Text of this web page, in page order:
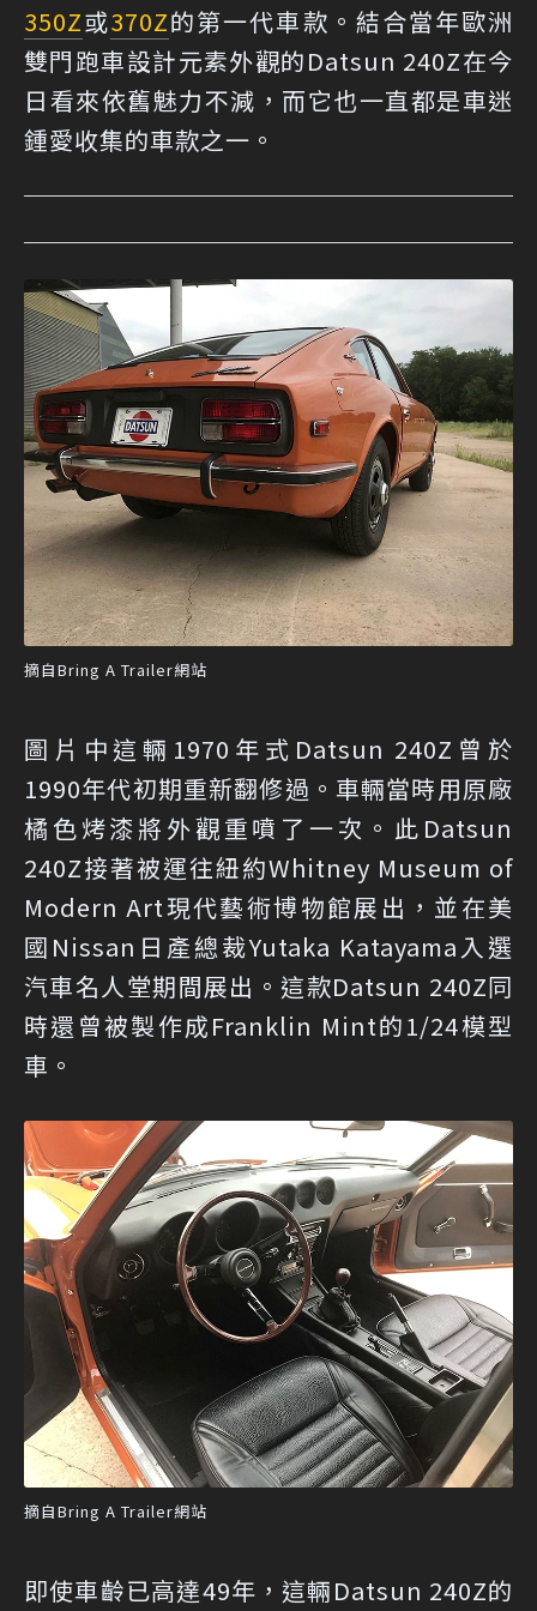
350Z或370Z的第一代車款。結合當年歐洲
雙門跑車設計元素外觀的Datsun 240Z在今
日看來依舊魅力不減，而它也一直都是車迷
鍾愛收集的車款之一。
摘自Bring A Trailer網站
圖片中這輛1970年式Datsun 240Z曾於
1990年代初期重新翻修過。車輛當時用原廠
橘色烤漆將外觀重噴了一次。此Datsun
240Z接著被運往紐約Whitney Museum of
Modern Art現代藝術博物館展出，並在美
國Nissan日產總裁Yutaka Katayama入選
汽車名人堂期間展出。這款Datsun 240Z同
時還曾被製作成Franklin Mint的1/24模型
車。
摘自Bring A Trailer網站
即使車齡已高達49年，這輛Datsun 240Z的